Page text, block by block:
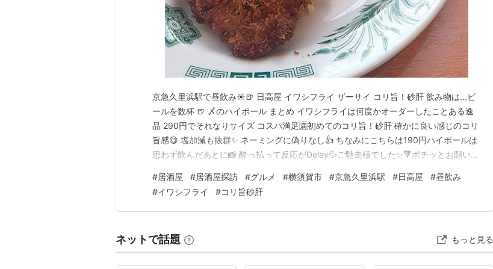
京急久里浜駅で昼飲み☀️🍺 日高屋 イワシフライ ザーサイ コリ旨！砂肝 飲み物は...ビ
ールを数杯 🍺 〆のハイボール まとめ イワシフライは何度かオーダーしたことある逸
品 290円でそれなりサイズ コスパ満足🈵初めてのコリ旨！砂肝 確かに良い感じのコリ
旨感😋 塩加減も抜群✨ ネーミングに偽りなし👍 ちなみにこちらは190円ハイボールは
思わず飲んだあとに📸 酔っ払って反応がDelay💦ご馳走様でした✨🔻ポチッとお願いし
たランキング参加中はてなブログ【シニア部門】ランキング参加中神奈川県ランキング
参加中居酒屋大好…
#居酒屋 #居酒屋探訪 #グルメ #横須賀市 #京急久里浜駅 #日高屋 #昼飲み
#イワシフライ #コリ旨砂肝
ネットで話題 もっと見る